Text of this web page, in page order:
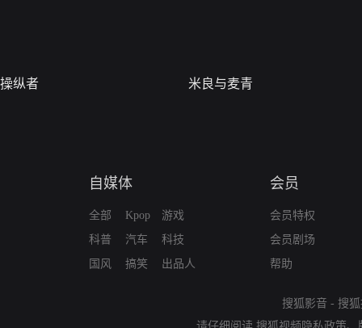
操纵者 米良与麦青
自媒体
全部
科普
国风
Kpop
汽车
搞笑
游戏
科技
出品人
会员
会员特权
会员剧场
帮助
搜狐影音 - 搜